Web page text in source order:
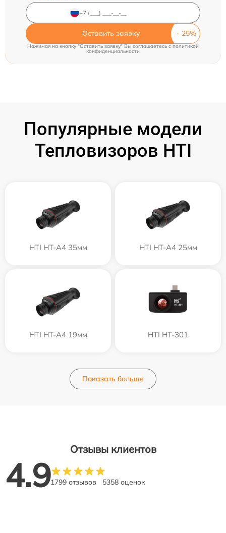
Оставить заявку
Нажимая на кнопку "Оставить заявку" Вы соглашаетесь cполитикой
конфиденциальности
Популярные модели
Тепловизоров HTI
HTI HT-A4 35мм HTI HT-A4 25мм
HTI HT-A4 19мм HTI HT-301
Показать больше
Отзывы клиентов
4.91799 отзывов 5358 оценок